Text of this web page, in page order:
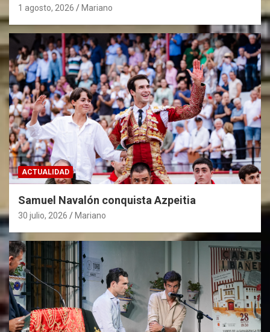
1 agosto, 2026 Mariano
ACTUALIDAD
Samuel Navalón conquista Azpeitia
30 julio, 2026 Mariano